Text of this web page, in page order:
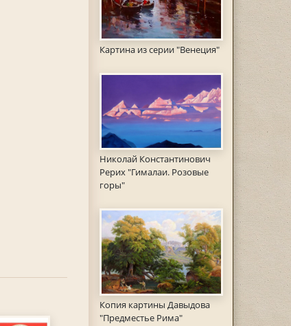
Картина из серии "Венеция"
Николай Константинович
Рерих "Гималаи. Розовые
горы"
Копия картины Давыдова
"Предместье Рима"